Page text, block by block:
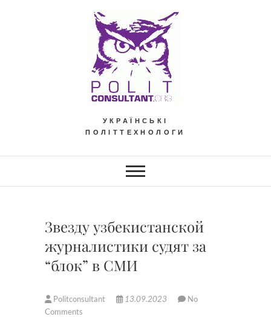
УКРАЇНСЬКІ
ПОЛІТТЕХНОЛОГИ
Звезду узбекистанской
журналистики судят за
“блок” в СМИ
Politconsultant 13.09.2023
No
Comments